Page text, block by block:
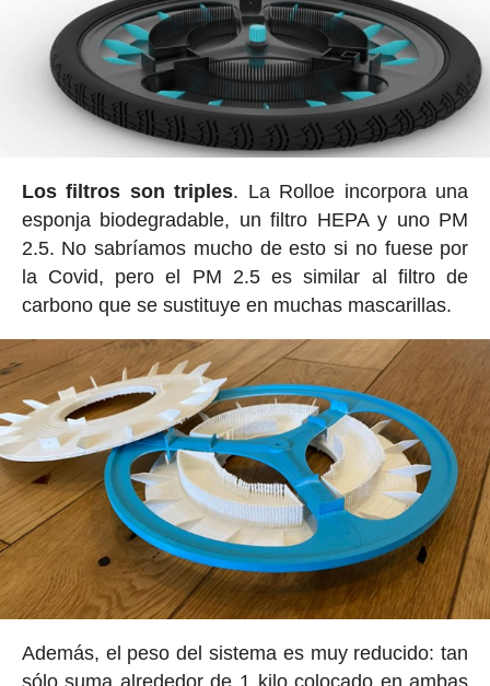
Los filtros son triples. La Rolloe incorpora una
esponja biodegradable, un filtro HEPA y uno PM
2.5. No sabríamos mucho de esto si no fuese por
la Covid, pero el PM 2.5 es similar al filtro de
carbono que se sustituye en muchas mascarillas.
Además, el peso del sistema es muy reducido: tan